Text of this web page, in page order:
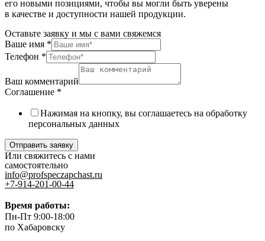
его новыми позициями, чтобы вы могли быть уверены
в качестве и доступности нашей продукции.
Оставьте заявку и мы с вами свяжемся
Ваше имя *
Телефон *
Ваш комментарий
Соглашение *
Нажимая на кнопку, вы соглашаетесь на обработку
персональных данных
Отправить заявку
Или свяжитесь с нами
самостоятельно
info@profspeczapchast.ru
+7-914-201-00-44
Время работы:
Пн-Пт 9:00-18:00
по Хабаровску